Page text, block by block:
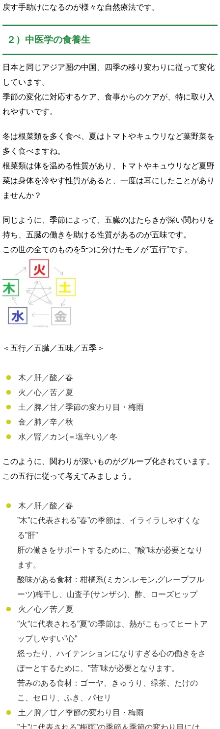
戻す手助けになるのが様々な自然療法です。
２）中医学の食養生
日本と同じアジア圏の中国、四季の移り変わりに従って変化
しています。
季節の変化に対応するケア、食事からのケアが、特に取り入
れやすいです。
冬は根菜類を多く食べ、夏はトマトやキュウリなど葉野菜を
多く食べますね。
根菜類は体を温める性質があり、トマトやキュウリなど夏野
菜は身体を冷やす性質があると、一度は耳にしたことがあり
ませんか？
同じように、季節によって、五臓のはたらきが深い関わりを
持ち、五臓の働きを助ける性質があるのが五味です。
この世の全てのものを5つに分けたモノが”五行”です。
＜五行／五臓／五味／五季＞
木／肝／酸／春
火／心／苦／夏
土／脾／甘／季節の変わり目・梅雨
金／肺／辛／秋
水／腎／カン(＝塩辛い)／冬
このように、関わりが深いものがグループ化されています。
この五行に従って考えてみましょう。
木／肝／酸／春
”木”に代表される”春”の季節は、イライラしやすくな
る”肝”
肝の働きをサポートするために、”酸”味が必要となり
ます。
酸味がある食材：柑橘系(ミカン,レモン,グレープフル
ーツ)梅干し、山査子(サンザシ)、酢、ローズヒップ
火／心／苦／夏
”火”に代表される”夏”の季節は、熱がこもってヒートア
ップしやすい”心”
怒ったり、ハイテンションになりすぎる心の働きをさ
ぽーとするために、”苦”味が必要となります。
苦みのある食材：ゴーヤ、きゅうり、緑茶、たけの
こ、セロリ、ふき、パセリ
土／脾／甘／季節の変わり目・梅雨
”土”に代表される”梅雨”の季節＆季節の変わり目には、